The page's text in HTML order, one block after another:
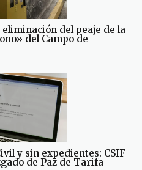
eliminación del peaje de la
del Campo de
y sin expedientes: CSIF
de Paz de Tarifa